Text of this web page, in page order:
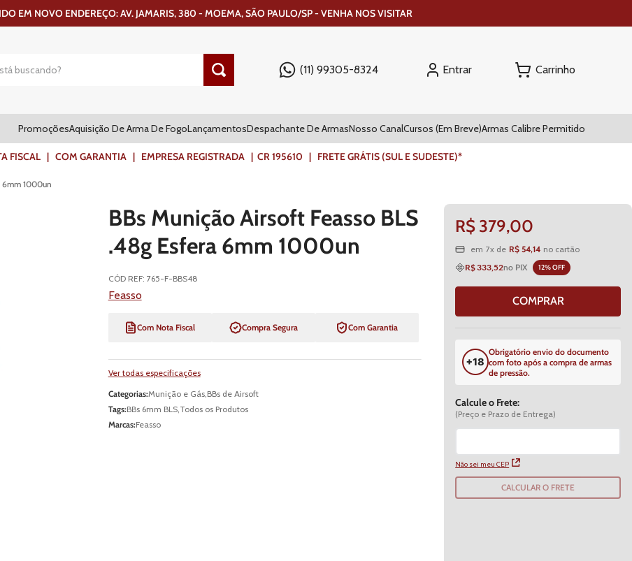
EM NOVO ENDEREÇO: AV. JAMARIS, 380 - MOEMA, SÃO PAULO/SP - VENHA NOS VISITAR
(11) 99305-8324 Entrar
PromoçõesAquisição De Arma De FogoLançamentosDespachante De ArmasNosso CanalCursos (Em Breve)Armas Calibre Permitido
FISCAL | COM GARANTIA | EMPRESA REGISTRADA | CR 195610 | FRETE GRÁTIS (SUL E SUDESTE)*
6mm 1000un
BBs Munição Airsoft Feasso BLS
.48g Esfera 6mm 1000un
CÓD REF: 765-F-BBS48
Feasso
Com Nota Fiscal Compra Segura Com Garantia
Ver todas especificações
Categorias:Munição e Gás, BBs de Airsoft
Tags:BBs 6mm BLS, Todos os Produtos
Marcas:Feasso
R$ 379,00
em 7x de R$ 54,14 no cartão
R$ 333,52no PIX 12% OFF
COMPRAR
Obrigatório envio do documento
com foto após a compra de armas
de pressão.
Calcule o Frete:
(Preço e Prazo de Entrega)
Não sei meu CEP
CALCULAR O FRETE